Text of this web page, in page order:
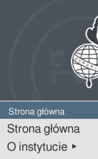
Strona główna
Strona główna
O instytucie ▸